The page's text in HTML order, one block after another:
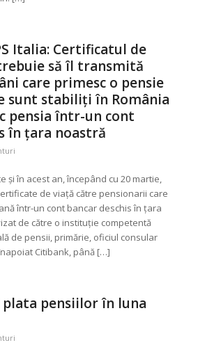
Italia: Certificatul de
să îl transmită
care primesc o pensie
sunt stabiliți în România
pensia într-un cont
în țara noastră
și în acest an, începând cu 20 martie,
de viață către pensionarii care
într-un cont bancar deschis în țara
de către o instituție competentă
de pensii, primărie, oficiul consular
Citibank, până […]
pensiilor în luna